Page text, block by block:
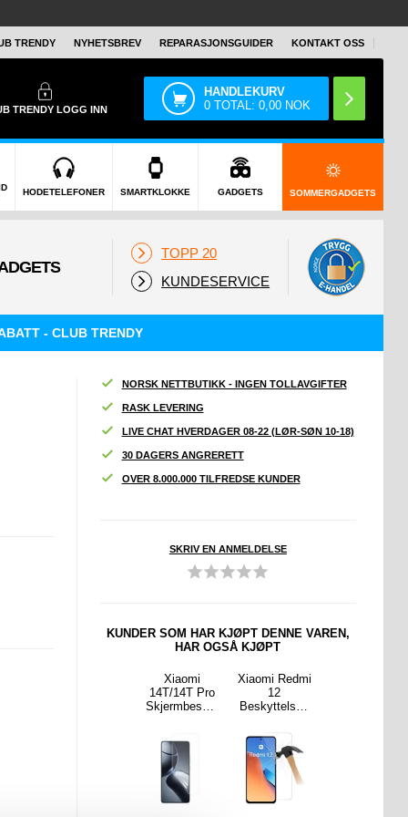
TRENDY NYHETSBREV REPARASJONSGUIDER KONTAKT OSS
TRENDYLOGG INN
HANDLEKURV
0 TOTAL:0,00 NOK
HODETELEFONER SMARTKLOKKE GADGETS SOMMERGADGETS
TOPP 20
KUNDESERVICE
- CLUB TRENDY
NORSK NETTBUTIKK - INGEN TOLLAVGIFTER
RASK LEVERING
LIVE CHAT HVERDAGER 08-22 (LØR-SØN 10-18)
30 DAGERS ANGRERETT
OVER 8.000.000 TILFREDSE KUNDER
SKRIV EN ANMELDELSE
KUNDER SOM HAR KJØPT DENNE VAREN,
HAR OGSÅ KJØPT
Xiaomi
14T/14T Pro
Skjermbeskyt
Xiaomi Redmi
12
Beskyttelses
Friendly - Klar